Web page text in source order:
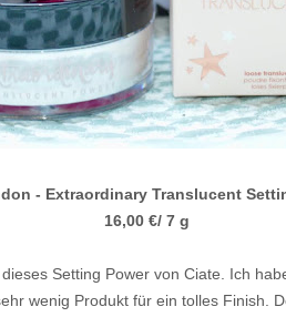
- Extraordinary Translucent
16,00 €/ 7 g
Setting Power von Ciate. Ich
wenig Produkt für ein tolles Finish.